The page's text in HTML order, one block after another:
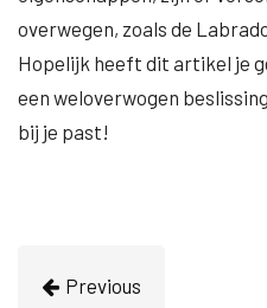
overwegen, zoals de
Hopelijk heeft dit artikel je
een weloverwogen
bij je past!
Previous